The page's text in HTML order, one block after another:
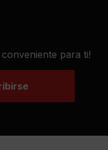
para ti!